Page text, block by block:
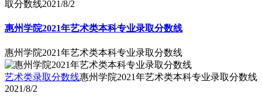
取分数线2021/8/2
惠州学院2021年艺术类本科专业录取分数线
惠州学院2021年艺术类本科专业录取分数线
艺术类录取分数线惠州学院2021年艺术类本科专业录取分数线
2021/8/2